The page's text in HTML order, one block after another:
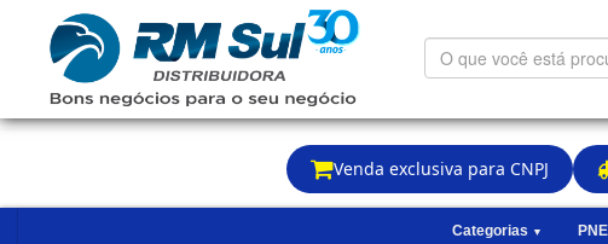
Venda exclusiva para CNPJ
O
que
está
procurando?
Categorias ▼